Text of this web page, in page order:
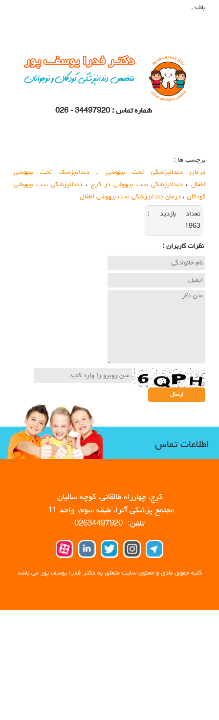
باشد.
شماره تماس : 34497920 - 026
برچسب ها :
درمان دندانپزشکی تحت بیهوشی ،دندانپزشک تحت بیهوشی
اطفال ،دندانپزشکی تحت بیهوشی در کرج ، دندانپزشکی تحت بیهوشی
کودکان، درمان دندانپزشکی تحت بیهوشی اطفال
تعداد بازديد :
1963
نظرات كاربران :
اطلاعات تماس
کرج، چهارراه طالقانی، کوچه سالیان
مجتمع پزشکی آترا، طبقه سوم، واحد 11
تلفن: 02634497920
کلیه حقوق مادی و معنوی سایت متعلق به دکتر فدرا یوسف پور می باشد